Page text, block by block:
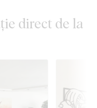
direct de la